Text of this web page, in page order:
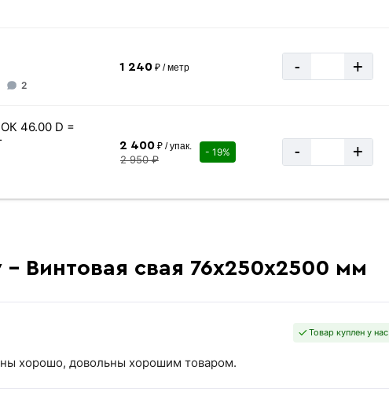
2
1 240₽ / метр - +
46.00 D =
2 400₽ / упак.
2 950 ₽
- 19% - +
Винтовая свая 76х250х2500 мм
Товар куплен у нас
хорошо, довольны хорошим товаром.